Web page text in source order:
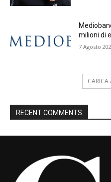
milioni di
7 Agosto
CARICA
RECENT COMMENTS